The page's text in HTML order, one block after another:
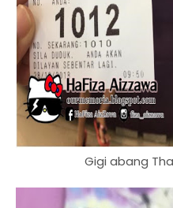
Gigi abang